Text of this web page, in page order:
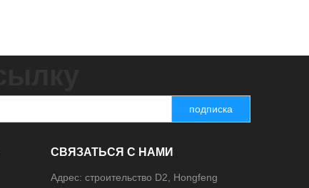
подписка
СВЯЗАТЬСЯ С НАМИ
Адрес: строительство D2, Hongfeng